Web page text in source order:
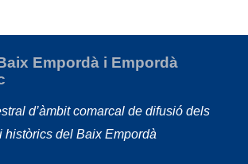
Empordà i Empordà
d’àmbit comarcal de difusió dels
històrics del Baix Empordà